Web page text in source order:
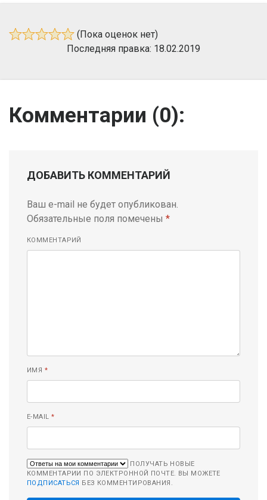
(Пока оценок нет)
Последняя правка: 18.02.2019
Комментарии (0):
ДОБАВИТЬ КОММЕНТАРИЙ
Ваш e-mail не будет опубликован.
Обязательные поля помечены *
КОММЕНТАРИЙ
ИМЯ *
E-MAIL*
ПОЛУЧАТЬ НОВЫЕ
КОММЕНТАРИИ ПО ЭЛЕКТРОННОЙ ПОЧТЕ. ВЫ МОЖЕТЕ
ПОДПИСАТЬСЯ БЕЗ КОММЕНТИРОВАНИЯ.